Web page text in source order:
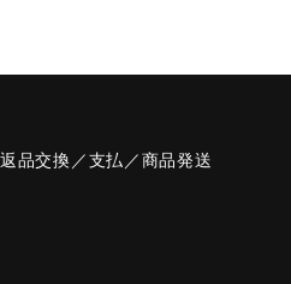
品交換／支払／商品発送